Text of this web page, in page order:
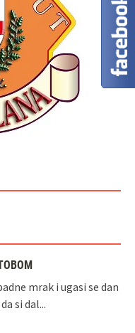
mrak i ugasi se dan
si dal...